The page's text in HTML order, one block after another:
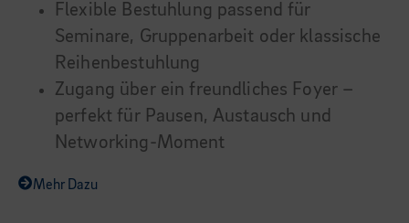
Flexible Bestuhlung passend für
Seminare, Gruppenarbeit oder klassische
Reihenbestuhlung
Zugang über ein freundliches Foyer –
perfekt für Pausen, Austausch und
Networking-Moment
Mehr Dazu